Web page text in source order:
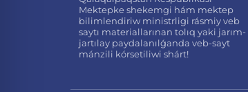
Mektepke shekemgi hám mektep
bilimlendiriw ministrligi rásmiy veb
saytı materiallarınan tolıq yaki jarım-
jartılay paydalanılǵanda veb-sayt
mánzili kórsetiliwi shárt!